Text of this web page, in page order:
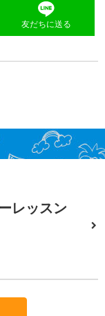
友だちに送る
レッスン